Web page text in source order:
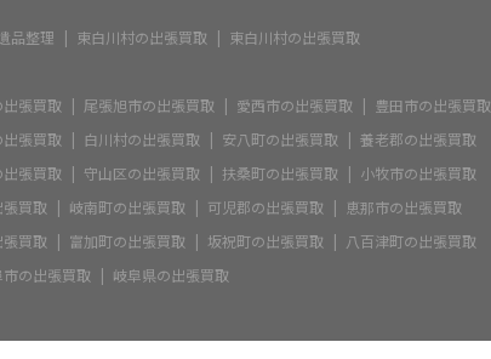
品整理 東白川村の出張買取
東白川村の出張買取
張買取 尾張旭市の出張買取 愛西市の出張買取
豊田市の出張買取
張買取 白川村の出張買取 安八町の出張買取
養老郡の出張買取
張買取 守山区の出張買取 扶桑町の出張買取
小牧市の出張買取
買取 岐南町の出張買取 可児郡の出張買取
恵那市の出張買取
買取 富加町の出張買取 坂祝町の出張買取
八百津町の出張買取
市の出張買取 岐阜県の出張買取